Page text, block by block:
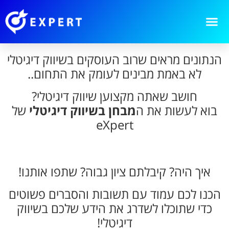
הנתונים מראים שרוב העוסקים בשיווק דיגיטלי
לא באמת מבינים לעומק את התחום..
חושב שאתה מקצוען שיווק דיגיטלי?
בוא לעשות את המבחן בשיווק דיגיטלי של
eXpert
איך היה? קיבלתם ציון גבוה? שתפו אותנו!
הכנו לכם עמוד עם תשובות והסברים פשוטים
כדי שתוכלו לשדרג את הידע שלכם בשיווק
דיגיטלי!